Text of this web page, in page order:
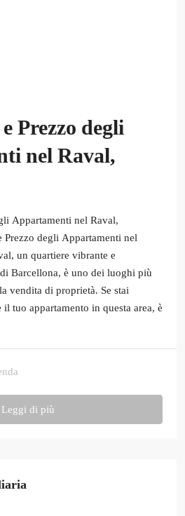
Prezzo degli
nel Raval,
Appartamenti nel Raval,
Prezzo degli Appartamenti nel
un quartiere vibrante e
Barcellona, è uno dei luoghi più
vendita di proprietà. Se stai
tuo appartamento in questa area, è
Leggi di più